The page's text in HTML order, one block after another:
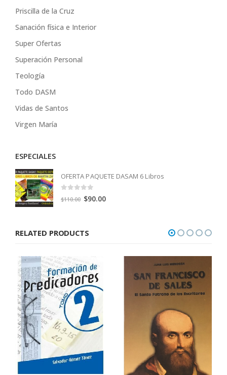
Priscilla de la Cruz
Sanación física e Interior
Super Ofertas
Superación Personal
Teología
Todo DASM
Vidas de Santos
Virgen María
ESPECIALES
OFERTA PAQUETE DASAM 6 Libros
out of 5
$110.00 Original
$110.00.
$90.00Current
RELATED PRODUCTS